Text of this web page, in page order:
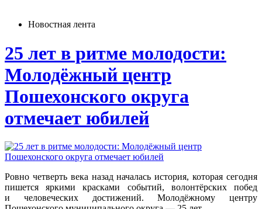
Новостная лента
25 лет в ритме молодости:
Молодёжный центр
Пошехонского округа
отмечает юбилей
Ровно четверть века назад началась история, которая сегодня
пишется яркими красками событий, волонтёрских побед
и человеческих достижений. Молодёжному центру